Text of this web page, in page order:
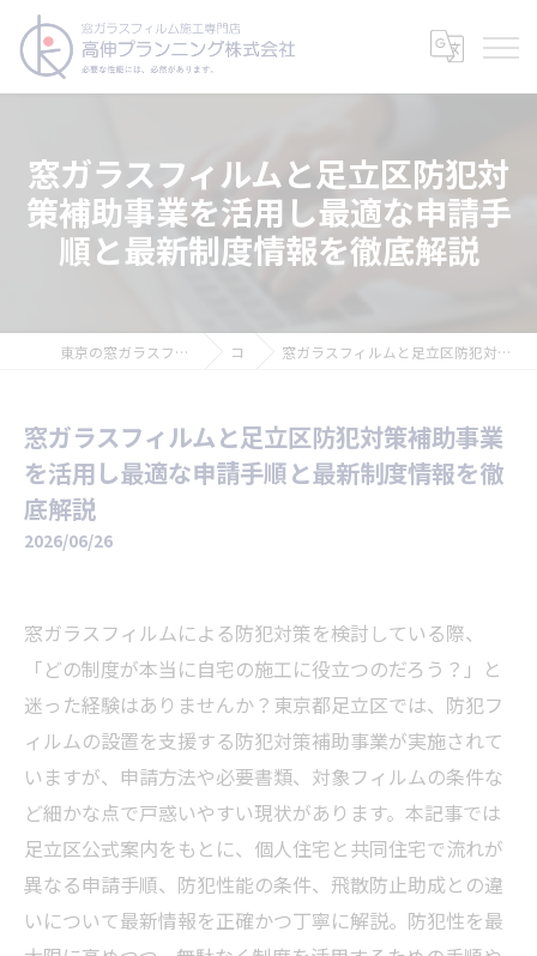
窓ガラスフィルムと足立区防犯対
策補助事業を活用し最適な申請手
順と最新制度情報を徹底解説
東京の窓ガラスフィルムなら高伸プランニング株式会社 コラム 窓ガラスフィルムと足立区防犯対策補助事業を活用し最適な申請手順と最新制度情報を徹底解説
窓ガラスフィルムと足立区防犯対策補助事業
を活用し最適な申請手順と最新制度情報を徹
底解説
2026/06/26
窓ガラスフィルムによる防犯対策を検討している際、
「どの制度が本当に自宅の施工に役立つのだろう？」と
迷った経験はありませんか？東京都足立区では、防犯フ
ィルムの設置を支援する防犯対策補助事業が実施されて
いますが、申請方法や必要書類、対象フィルムの条件な
ど細かな点で戸惑いやすい現状があります。本記事では
足立区公式案内をもとに、個人住宅と共同住宅で流れが
異なる申請手順、防犯性能の条件、飛散防止助成との違
いについて最新情報を正確かつ丁寧に解説。防犯性を最